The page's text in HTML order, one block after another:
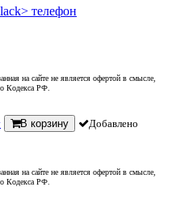
телефон
на сайте не является офертой в смысле,
Кодекса РФ.
В корзину Добавлено
на сайте не является офертой в смысле,
Кодекса РФ.